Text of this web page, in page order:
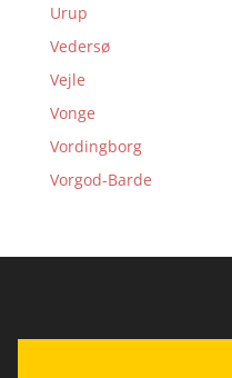
Urup
Vedersø
Vejle
Vonge
Vordingborg
Vorgod-Barde